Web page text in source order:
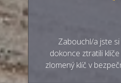
Zabouchl/a jste
dokonce ztratili
zlomený klíč v